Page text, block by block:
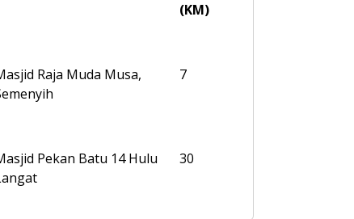
(KM)
Raja Muda Musa,
7
Pekan Batu 14 Hulu
30